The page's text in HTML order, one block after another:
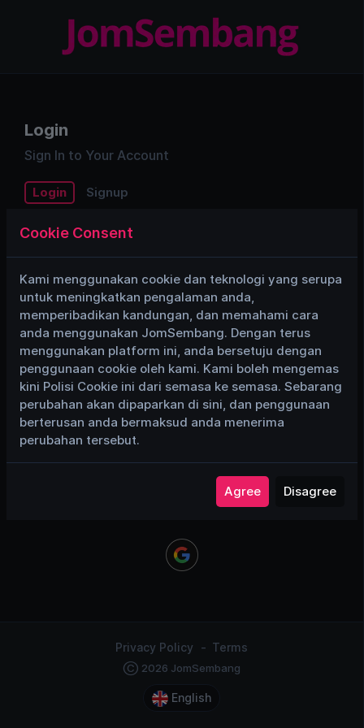
Login
Sign In to Your Account
Login Signup
Email/Username
Password
Remember Me
Forgot Password
Privacy Policy Terms
Ⓒ 2026 JomSembang
English
Cookie Consent
Kami menggunakan cookie dan teknologi yang serupa
untuk meningkatkan pengalaman anda,
memperibadikan kandungan, dan memahami cara
anda menggunakan JomSembang. Dengan terus
menggunakan platform ini, anda bersetuju dengan
penggunaan cookie oleh kami. Kami boleh mengemas
kini Polisi Cookie ini dari semasa ke semasa. Sebarang
perubahan akan dipaparkan di sini, dan penggunaan
berterusan anda bermaksud anda menerima
perubahan tersebut.
Agree Disagree